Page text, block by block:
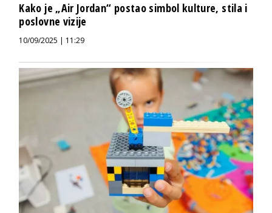
Kako je „Air Jordan“ postao simbol kulture, stila i
poslovne vizije
10/09/2025 | 11:29